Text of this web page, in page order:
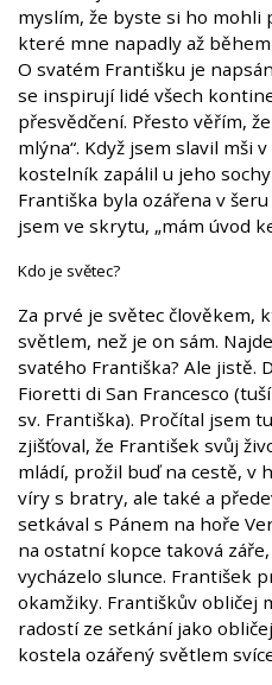
myslím, že byste si ho mohli
které mne napadly až
O svatém Františku je
se inspirují lidé všech
přesvědčení. Přesto věřím,
mlýna“. Když jsem slavil mši
kostelník zapálil u jeho
Františka byla ozářena v šeru
jsem ve skrytu, „mám úvod
Kdo je světec?
Za prvé je světec člověkem,
světlem, než je on sám.
svatého Františka? Ale jistě.
Fioretti di San Francesco
sv. Františka). Pročítal jsem
zjišťoval, že František svůj
mládí, prožil buď na cestě, v
víry s bratry, ale také a
setkával s Pánem na hoře
na ostatní kopce taková
vycházelo slunce. František
okamžiky. Františkův obličej
radostí ze setkání jako
kostela ozářený světlem